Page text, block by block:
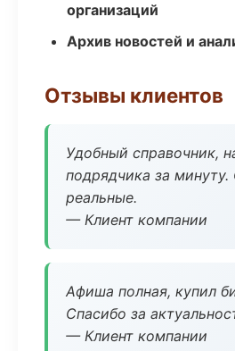
организаций
Архив новостей и
Отзывы клиентов
Удобный справочник,
подрядчика за
реальные.
— Клиент компании
Афиша полная, купил
Спасибо за
— Клиент компании